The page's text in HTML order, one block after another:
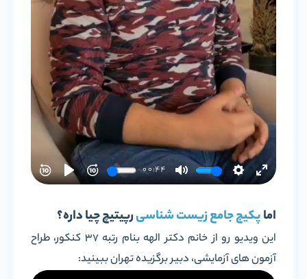
اماپکیج جامع زیست شناسیرپیتیچ چیا داره؟
این ویدیو رو از خانم دکتر الهه بنام رتبه 37 کنکور، طراح
آزمون های آزمایشی، دبیر برگزیده تهران ببینید: